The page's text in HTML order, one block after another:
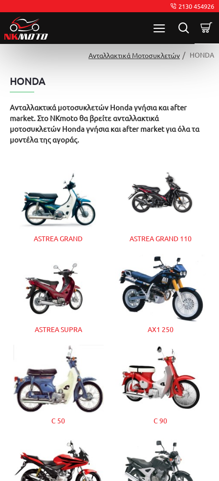
2130 454926
Ανταλλακτικά Μοτοσυκλετών HONDA
HONDA
Ανταλλακτικά μοτοσυκλετών Honda γνήσια και after
market. Στο NKmoto θα βρείτε ανταλλακτικά
μοτοσυκλετών Honda γνήσια και after market για όλα τα
μοντέλα της αγοράς.
ASTREA GRAND ASTREA GRAND 110
ASTREA SUPRA AX1 250
C 50 C 90